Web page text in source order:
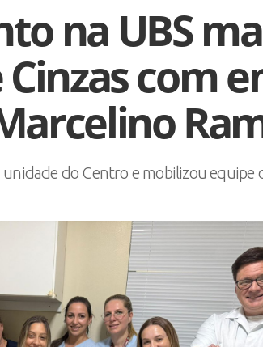
na UBS
Cinzas com
do Centro e mobilizou equipe